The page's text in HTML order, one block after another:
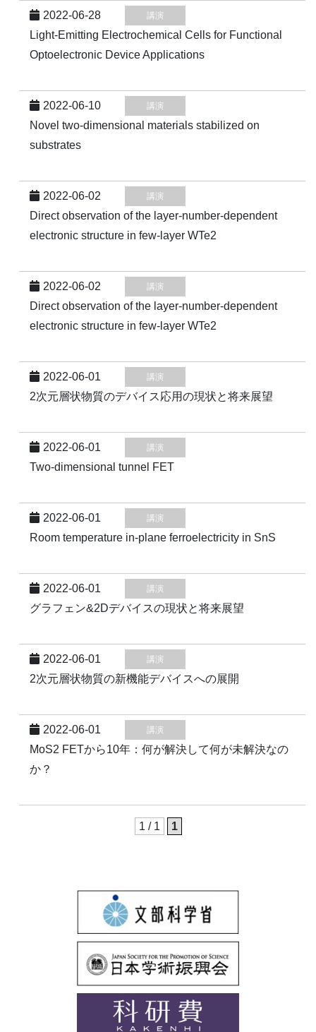
2022-06-28 講演
Light-Emitting Electrochemical Cells for Functional
Optoelectronic Device Applications
2022-06-10 講演
Novel two-dimensional materials stabilized on
substrates
2022-06-02 講演
Direct observation of the layer-number-dependent
electronic structure in few-layer WTe2
2022-06-02 講演
Direct observation of the layer-number-dependent
electronic structure in few-layer WTe2
2022-06-01 講演
2次元層状物質のデバイス応用の現状と将来展望
2022-06-01 講演
Two-dimensional tunnel FET
2022-06-01 講演
Room temperature in-plane ferroelectricity in SnS
2022-06-01 講演
グラフェン&2Dデバイスの現状と将来展望
2022-06-01 講演
2次元層状物質の新機能デバイスへの展開
2022-06-01 講演
MoS2 FETから10年：何が解決して何が未解決なの
か？
1 / 1 1